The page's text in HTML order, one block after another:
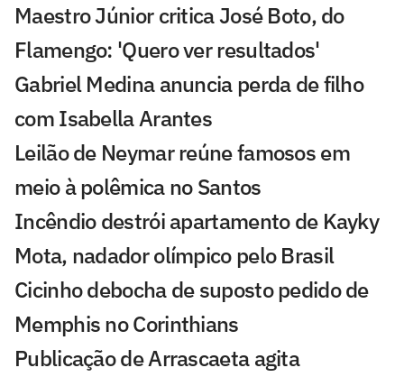
Maestro Júnior critica José Boto, do
Flamengo: 'Quero ver resultados'
Gabriel Medina anuncia perda de filho
com Isabella Arantes
Leilão de Neymar reúne famosos em
meio à polêmica no Santos
Incêndio destrói apartamento de Kayky
Mota, nadador olímpico pelo Brasil
Cicinho debocha de suposto pedido de
Memphis no Corinthians
Publicação de Arrascaeta agita